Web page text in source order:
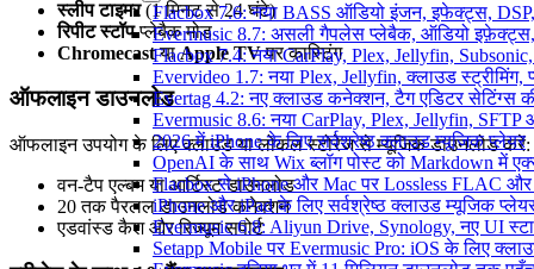
Flacbox 7.6: नया BASS ऑडियो इंजन, इफेक्ट्स,
Evermusic 8.7: असली गैपलेस प्लेबैक, ऑडियो इफ़ेक्ट्स,
Flacbox 7.4: नया CarPlay, Plex, Jellyfin,
Evervideo 1.7: नया Plex, Jellyfin, क्लाउड
Evertag 4.2: नए क्लाउड कनेक्शन, टैग एडिटर सेटिंग्स की
Evermusic 8.6: नया CarPlay, Plex, Jellyfin, SFTP
2026 में iPhone के लिए सर्वश्रेष्ठ क्लाउड म्यूजिक प्लेयर
OpenAI के साथ Wix ब्लॉग पोस्ट को Markdown में
Flacbox से iPhone और Mac पर Lossless FLAC
iPhone और iPad के लिए सर्वश्रेष्ठ क्लाउड म्यूजिक
Evermusic 6.8: Aliyun Drive, Synology, नए UI
Setapp Mobile पर Evermusic Pro: iOS के लिए
स्लीप टाइमर(1 मिनट से 24 घंटे)
रिपीट स्टॉपप्लेबैक मोड
ChromecastयाApple TVपर कास्टिंग
ऑफलाइन डाउनलोड
ऑफलाइन उपयोग के लिए क्लाउड या लोकल स्टोरेज से म्यूजिक डाउनलोड करें:
वन-टैप एल्बम या आर्टिस्ट डाउनलोड
20 तक पैरलल डाउनलोड कनेक्शन
एडवांस्ड कैश और रिज्यूम सपोर्ट